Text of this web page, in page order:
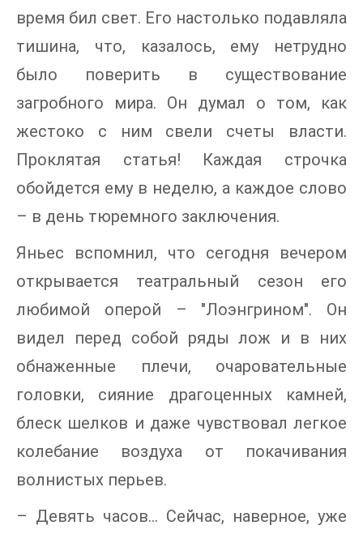
время бил свет. Его настолько подавляла
тишина, что, казалось, ему нетрудно
было поверить в существование
загробного мира. Он думал о том, как
жестоко с ним свели счеты власти.
Проклятая статья! Каждая строчка
обойдется ему в неделю, а каждое слово
– в день тюремного заключения.
Яньес вспомнил, что сегодня вечером
открывается театральный сезон его
любимой оперой – "Лоэнгрином". Он
видел перед собой ряды лож и в них
обнаженные плечи, очаровательные
головки, сияние драгоценных камней,
блеск шелков и даже чувствовал легкое
колебание воздуха от покачивания
волнистых перьев.
– Девять часов… Сейчас, наверное, уже